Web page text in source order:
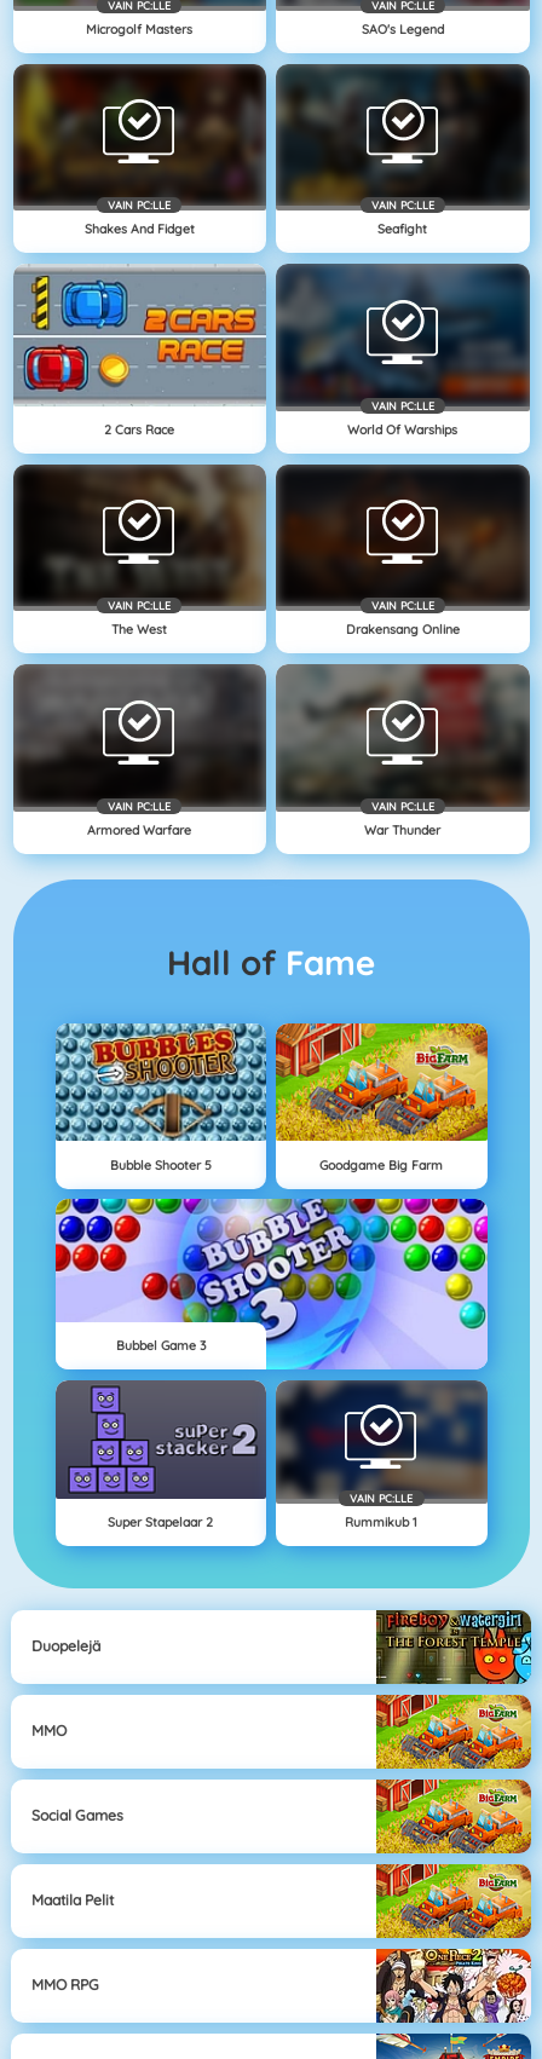
VAIN PC:LLE
Microgolf Masters
VAIN PC:LLE
SAO's Legend
VAIN PC:LLE
Shakes And Fidget
VAIN PC:LLE
Seafight
2 Cars Race
VAIN PC:LLE
World Of Warships
VAIN PC:LLE
The West
VAIN PC:LLE
Drakensang Online
VAIN PC:LLE
Armored Warfare
VAIN PC:LLE
War Thunder
Hall of Fame
Bubble Shooter 5 Goodgame Big Farm
Bubbel Game 3
Super Stapelaar 2
VAIN PC:LLE
Rummikub 1
Duopelejä
MMO
Social Games
Maatila Pelit
MMO RPG